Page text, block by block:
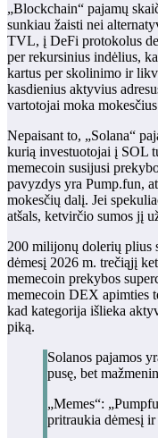
„Blockchain“ pajamų
sunkiau žaisti nei
TVL, į DeFi protokolus
per rekursinius indėlius,
kartus per skolinimo ir
kasdienius aktyvius
vartotojai moka
Nepaisant to, „Solana“
kurią investuotojai į SOL
memecoin susijusi
pavyzdys yra Pump.fun,
mokesčių dalį. Jei
atšals, ketvirčio sumos jį
200 milijonų dolerių plius
dėmesį 2026 m. trečiąjį
memecoin prekybos
memecoin DEX apimties
kad kategorija išlieka
piką.
Solanos pajamos
pusę, bet
„Memes“:
pritraukia dėmesį